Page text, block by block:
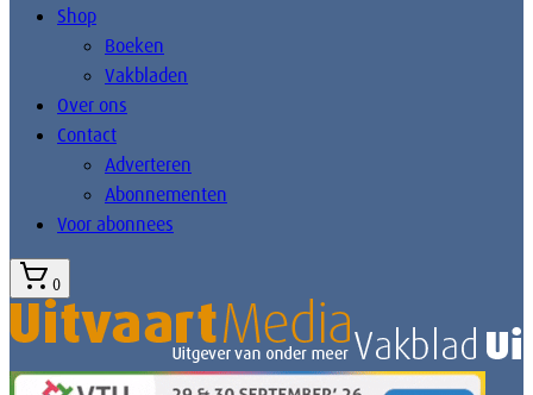
Shop
Boeken
Vakbladen
Over ons
Contact
Adverteren
Abonnementen
Voor abonnees
0